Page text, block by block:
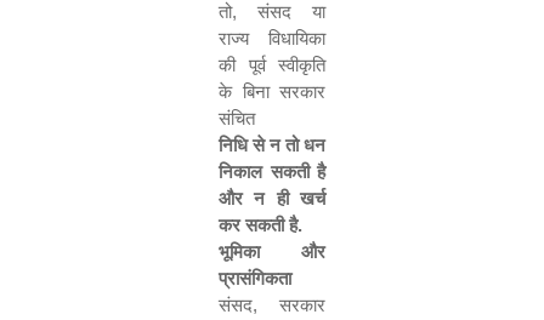
तो, संसद या
राज्य विधायिका
की पूर्व स्वीकृति
के बिना सरकार
संचित
निधि से न तो धन
निकाल सकती है
और न ही खर्च
कर सकती है.
भूमिका और
प्रासंगिकता
संसद, सरकार